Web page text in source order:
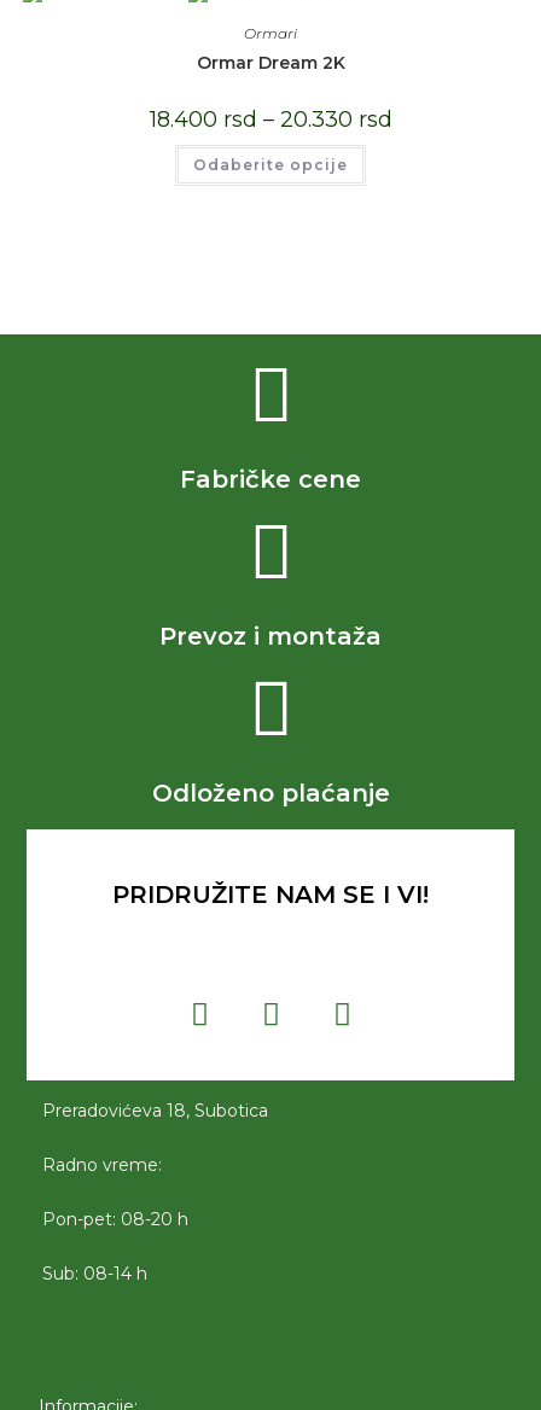
Ormari
Ormar Dream 2K
18.400 rsd – 20.330 rsd
Odaberite opcije
Fabričke cene
Prevoz i montaža
Odloženo plaćanje
PRIDRUŽITE NAM SE I VI!
Preradovićeva 18, Subotica
Radno vreme:
Pon-pet: 08-20 h
Sub: 08-14 h